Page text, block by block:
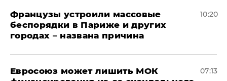
Французы устроили массовые
беспорядки в Париже и других
городах – названа причина
10:20
Евросоюз может лишить МОК
07:13